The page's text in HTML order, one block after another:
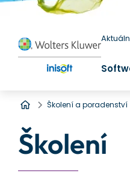
Úvod
Školení a poradenství
Školení